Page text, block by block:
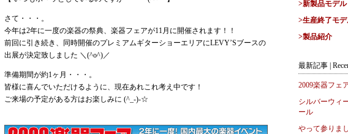
さて・・・。
今年は2年に一度の楽器の祭典、楽器フェアが11月に開催されます！！
前回に引き続き、同時開催のプレミアムギターショーエリアにLEVY’Sブースの
出展が決定致しました ＼(^o^)／
準備期間が約1ヶ月・・・。
皆様に喜んでいただけるように、現在あれこれ考え中です！
ご来場の予定がある方はお楽しみに (^_-)-☆
>新製品モデル
>生産終了モデ
>製品紹介
最新記事 |
2009楽器フェ
シルバーウィ
ール
やって参りま